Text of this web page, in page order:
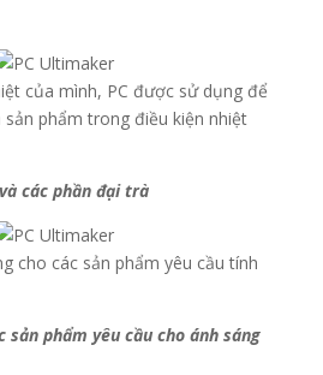
của mình, PC được sử dụng để
sản phẩm trong điều kiện nhiệt
các phần đại trà
cho các sản phẩm yêu cầu tính
sản phẩm yêu cầu cho ánh sáng